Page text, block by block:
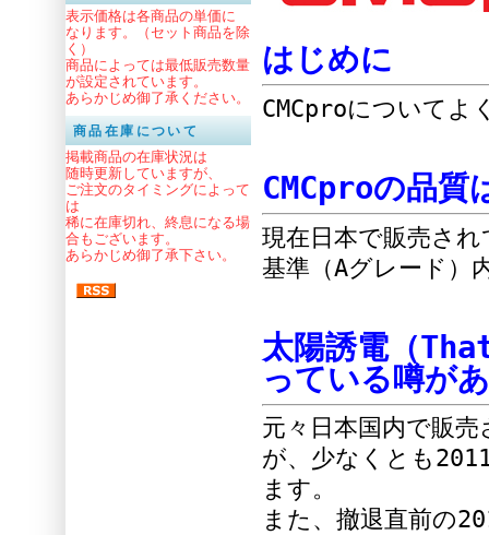
表示価格は各商品の単価に
なります。（セット商品を除
く）
商品によっては最低販売数量
が設定されています。
あらかじめ御了承ください。
商品在庫について
掲載商品の在庫状況は
随時更新していますが、
ご注文のタイミングによって
は
稀に在庫切れ、終息になる場
合もございます。
あらかじめ御了承下さい。
はじめに
CMCproについてよ
CMCproの品質
現在日本で販売さ
基準（Aグレード）
太陽誘電（
っている噂が
元々日本国内で販
が、少なくとも
ます。
また、撤退直前の